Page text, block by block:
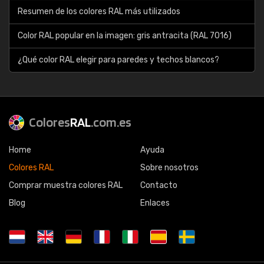
Resumen de los colores RAL más utilizados
Color RAL popular en la imagen: gris antracita (RAL 7016)
¿Qué color RAL elegir para paredes y techos blancos?
ColoresRAL.com.es
Home
Colores RAL
Comprar muestra colores RAL
Blog
Ayuda
Sobre nosotros
Contacto
Enlaces